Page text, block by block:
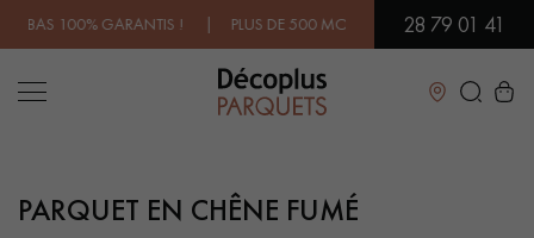
DE 500 MODÈLES EN SHOWROOM | DISPONIBILITÉ28 79 01 41
Fermer
LES RECHERCHES LES PLUS COURANTES
PARQUET EN CHÊNE FUMÉ